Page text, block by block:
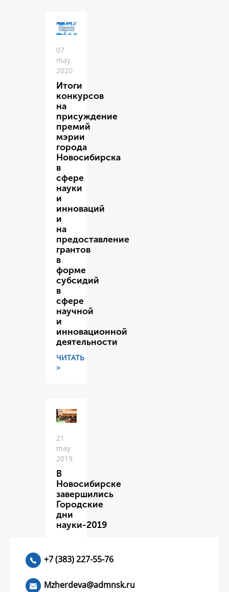
07
may
2020
Итоги
конкурсов
на
присуждение
премий
мэрии
города
Новосибирска
в
сфере
науки
и
инноваций
и
на
предоставление
грантов
в
форме
субсидий
в
сфере
научной
и
инновационной
деятельности
ЧИТАТЬ
>
21
may
2019
В
Новосибирске
завершились
Городские
дни
науки-2019
+7 (383) 227-55-76
Mzherdeva@admnsk.ru